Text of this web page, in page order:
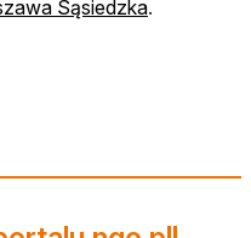
Sąsiedzkaotwiera się
.